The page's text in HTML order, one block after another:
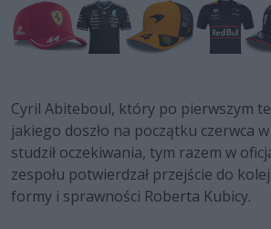
Cyril Abiteboul, który po pierwszym
jakiego doszło na początku czerwca
studził oczekiwania, tym razem w
zespołu potwierdzał przejście do
formy i sprawności Roberta Kubicy.